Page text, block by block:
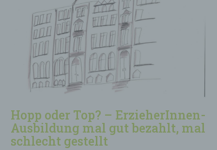
e
r
e
c
h
t
g
k
i
t
e
n
Hopp oder Top? – ErzieherInnen-
Ausbildung mal gut bezahlt, mal
schlecht gestellt